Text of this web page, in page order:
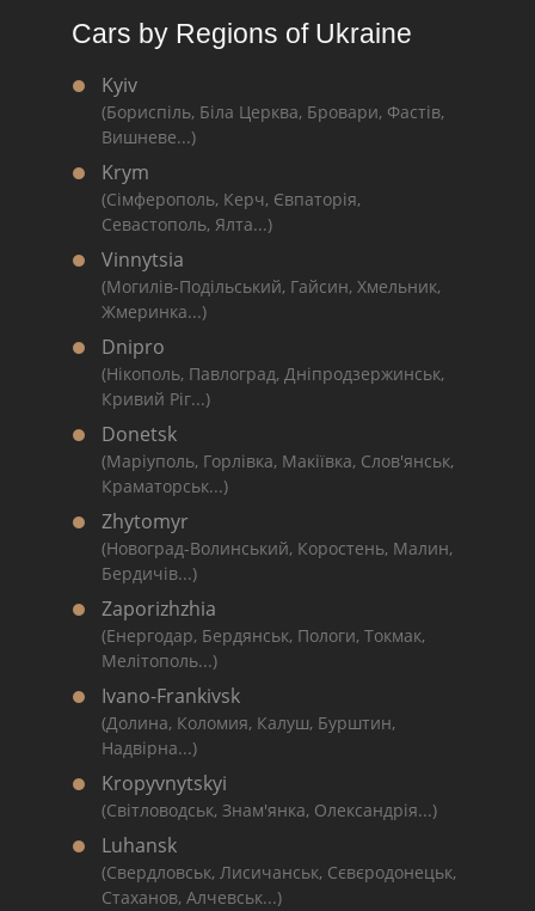
Cars by Regions of Ukraine
Kyiv
(Бориспіль, Біла Церква, Бровари, Фастів,
Вишневе...)
Krym
(Сімферополь, Керч, Євпаторія,
Севастополь, Ялта...)
Vinnytsia
(Могилів-Подільський, Гайсин, Хмельник,
Жмеринка...)
Dnipro
(Нікополь, Павлоград, Дніпродзержинськ,
Кривий Ріг...)
Donetsk
(Маріуполь, Горлівка, Макіївка, Слов'янськ,
Краматорськ...)
Zhytomyr
(Новоград-Волинський, Коростень, Малин,
Бердичів...)
Zaporizhzhia
(Енергодар, Бердянськ, Пологи, Токмак,
Мелітополь...)
Ivano-Frankivsk
(Долина, Коломия, Калуш, Бурштин,
Надвірна...)
Kropyvnytskyi
(Світловодськ, Знам'янка, Олександрія...)
Luhansk
(Свердловськ, Лисичанськ, Сєвєродонецьк,
Стаханов, Алчевськ...)